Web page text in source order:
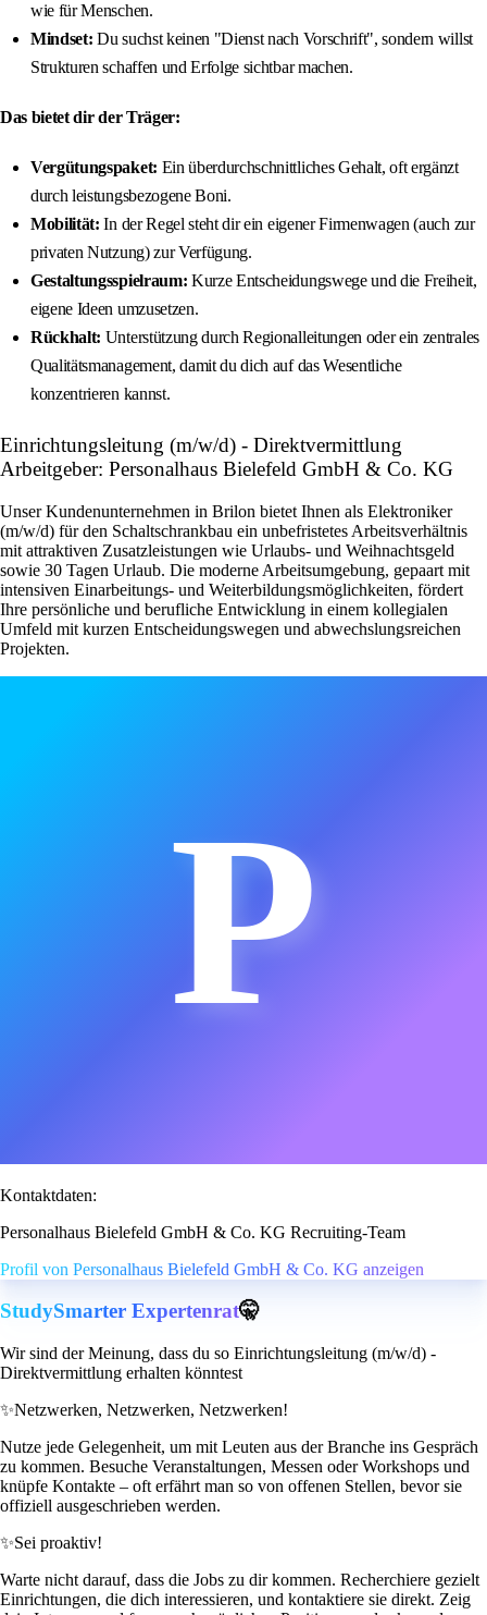
wie für Menschen.
Mindset: Du suchst keinen "Dienst nach Vorschrift", sondern willst
Strukturen schaffen und Erfolge sichtbar machen.
Das bietet dir der Träger:
Vergütungspaket: Ein überdurchschnittliches Gehalt, oft ergänzt
durch leistungsbezogene Boni.
Mobilität: In der Regel steht dir ein eigener Firmenwagen (auch zur
privaten Nutzung) zur Verfügung.
Gestaltungsspielraum: Kurze Entscheidungswege und die Freiheit,
eigene Ideen umzusetzen.
Rückhalt: Unterstützung durch Regionalleitungen oder ein zentrales
Qualitätsmanagement, damit du dich auf das Wesentliche
konzentrieren kannst.
Einrichtungsleitung (m/w/d) - Direktvermittlung
Arbeitgeber: Personalhaus Bielefeld GmbH & Co. KG
Unser Kundenunternehmen in Brilon bietet Ihnen als Elektroniker
(m/w/d) für den Schaltschrankbau ein unbefristetes Arbeitsverhältnis
mit attraktiven Zusatzleistungen wie Urlaubs- und Weihnachtsgeld
sowie 30 Tagen Urlaub. Die moderne Arbeitsumgebung, gepaart mit
intensiven Einarbeitungs- und Weiterbildungsmöglichkeiten, fördert
Ihre persönliche und berufliche Entwicklung in einem kollegialen
Umfeld mit kurzen Entscheidungswegen und abwechslungsreichen
Projekten.
P
Kontaktdaten:
Personalhaus Bielefeld GmbH & Co. KG Recruiting-Team
Profil von Personalhaus Bielefeld GmbH & Co. KG anzeigen
StudySmarter Expertenrat🤫
Wir sind der Meinung, dass du so Einrichtungsleitung (m/w/d) -
Direktvermittlung erhalten könntest
✨Netzwerken, Netzwerken, Netzwerken!
Nutze jede Gelegenheit, um mit Leuten aus der Branche ins Gespräch
zu kommen. Besuche Veranstaltungen, Messen oder Workshops und
knüpfe Kontakte – oft erfährt man so von offenen Stellen, bevor sie
offiziell ausgeschrieben werden.
✨Sei proaktiv!
Warte nicht darauf, dass die Jobs zu dir kommen. Recherchiere gezielt
Einrichtungen, die dich interessieren, und kontaktiere sie direkt. Zeig